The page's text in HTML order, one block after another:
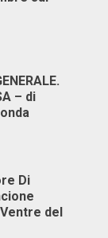
– di
Di
del